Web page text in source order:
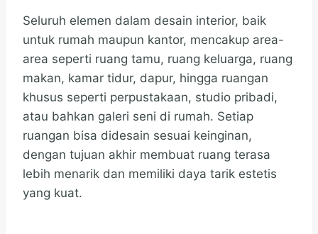
Seluruh elemen dalam desain interior, baik
untuk rumah maupun kantor, mencakup area-
area seperti ruang tamu, ruang keluarga, ruang
makan, kamar tidur, dapur, hingga ruangan
khusus seperti perpustakaan, studio pribadi,
atau bahkan galeri seni di rumah. Setiap
ruangan bisa didesain sesuai keinginan,
dengan tujuan akhir membuat ruang terasa
lebih menarik dan memiliki daya tarik estetis
yang kuat.